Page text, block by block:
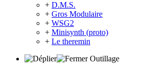
+ D.M.S.
+ Gros Modulaire
+ WSG2
+ Minisynth (proto)
+ Le theremin
Outillage